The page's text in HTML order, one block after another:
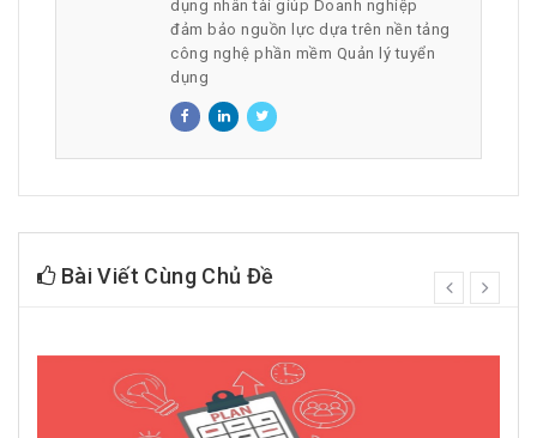
dụng nhân tài giúp Doanh nghiệp
đảm bảo nguồn lực dựa trên nền tảng
công nghệ phần mềm Quản lý tuyển
dụng
Bài Viết Cùng Chủ Đề
prev